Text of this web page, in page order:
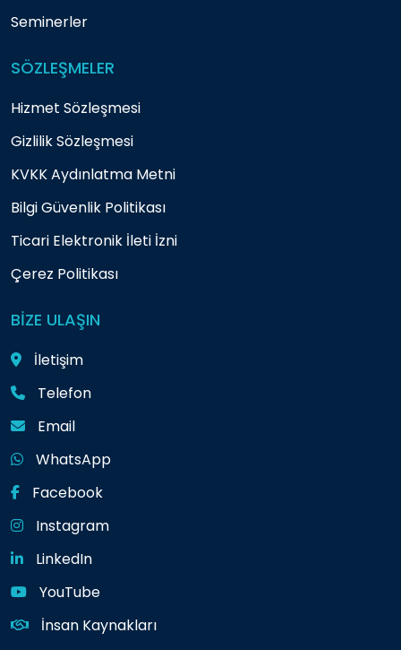
Seminerler
SÖZLEŞMELER
Hizmet Sözleşmesi
Gizlilik Sözleşmesi
KVKK Aydınlatma Metni
Bilgi Güvenlik Politikası
Ticari Elektronik İleti İzni
Çerez Politikası
BİZE ULAŞIN
İletişim
Telefon
Email
WhatsApp
Facebook
Instagram
LinkedIn
YouTube
İnsan Kaynakları